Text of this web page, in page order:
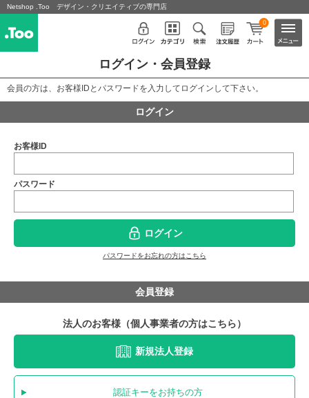
Netshop .Too デザイン・クリエイティブの専門店
0
ログイン・会員登録
会員の方は、お客様IDとパスワードを入力してログインして下さい。
ログイン
お客様ID
パスワード
ログイン
パスワードをお忘れの方はこちら
会員登録
法人のお客様（個人事業者の方はこちら）
新規法人登録
認証キーをお持ちの方